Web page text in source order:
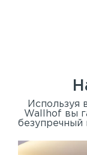
Используя
Wallhof вы
безупречный